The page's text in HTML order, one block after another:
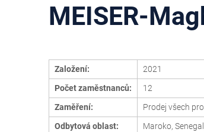
MEISER-
Založení:
2021
Počet zaměstnanců:
12
Zaměření:
Prodej všech
Odbytová oblast:
Maroko,